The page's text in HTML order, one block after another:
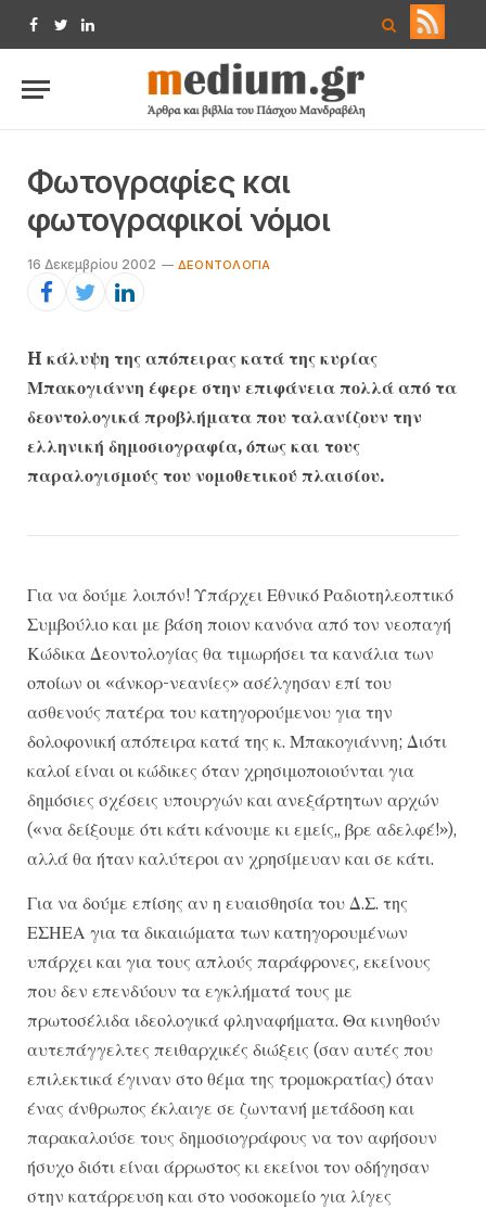
Facebook
TwitterLinkedIn
Φωτογραφίες και
φωτογραφικοί νόμοι
16 Δεκεμβρίου 2002 ΔΕΟΝΤΟΛΟΓΊΑ
H κάλυψη της απόπειρας κατά της κυρίας
Μπακογιάννη έφερε στην επιφάνεια πολλά από τα
δεοντολογικά προβλήματα που ταλανίζουν την
ελληνική δημοσιογραφία, όπως και τους
παραλογισμούς του νομοθετικού πλαισίου.
Για να δούμε λοιπόν! Υπάρχει Εθνικό Ραδιοτηλεοπτικό
Συμβούλιο και με βάση ποιον κανόνα από τον νεοπαγή
Κώδικα Δεοντολογίας θα τιμωρήσει τα κανάλια των
οποίων οι «άνκορ-νεανίες» ασέλγησαν επί του
ασθενούς πατέρα του κατηγορούμενου για την
δολοφονική απόπειρα κατά της κ. Μπακογιάννη; Διότι
καλοί είναι οι κώδικες όταν χρησιμοποιούνται για
δημόσιες σχέσεις υπουργών και ανεξάρτητων αρχών
(«να δείξουμε ότι κάτι κάνουμε κι εμείς,, βρε αδελφέ!»),
αλλά θα ήταν καλύτεροι αν χρησίμευαν και σε κάτι.
Για να δούμε επίσης αν η ευαισθησία του Δ.Σ. της
ΕΣΗΕΑ για τα δικαιώματα των κατηγορουμένων
υπάρχει και για τους απλούς παράφρονες, εκείνους
που δεν επενδύουν τα εγκλήματά τους με
πρωτοσέλιδα ιδεολογικά φληναφήματα. Θα κινηθούν
αυτεπάγγελτες πειθαρχικές διώξεις (σαν αυτές που
επιλεκτικά έγιναν στο θέμα της τρομοκρατίας) όταν
ένας άνθρωπος έκλαιγε σε ζωντανή μετάδοση και
παρακαλούσε τους δημοσιογράφους να τον αφήσουν
ήσυχο διότι είναι άρρωστος κι εκείνοι τον οδήγησαν
στην κατάρρευση και στο νοσοκομείο για λίγες